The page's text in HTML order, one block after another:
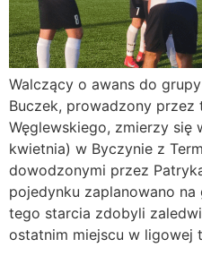
Walczący o awans do
Buczek, prowadzony przez
Węglewskiego, zmierzy się
kwietnia) w Byczynie z
dowodzonymi przez
pojedynku zaplanowano na
tego starcia zdobyli
ostatnim miejscu w ligowej